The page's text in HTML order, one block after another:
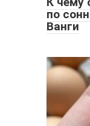
по
Ванги